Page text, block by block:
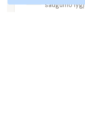
saugumo lygį